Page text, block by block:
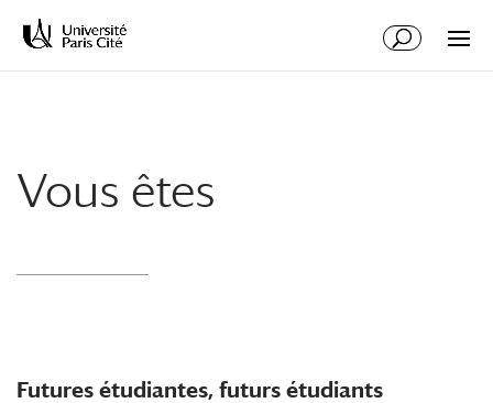
Vous êtes
Futures étudiantes, futurs étudiants